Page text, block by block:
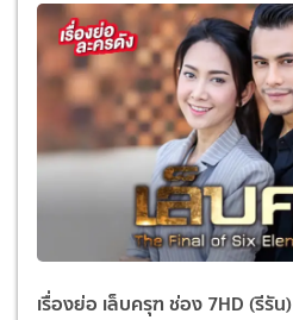
เรื่องย่อ เล็บครุฑ ช่อง 7HD (รีรัน)